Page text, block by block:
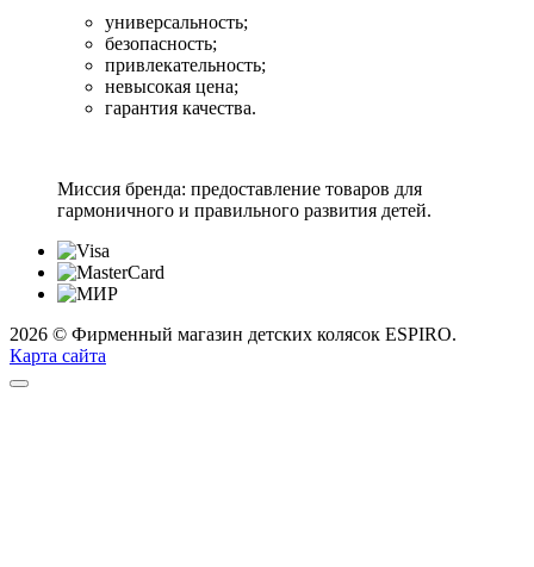
универсальность;
безопасность;
привлекательность;
невысокая цена;
гарантия качества.
Миссия бренда: предоставление товаров для
гармоничного и правильного развития детей.
2026 © Фирменный магазин детских колясок ESPIRO.
Карта сайта